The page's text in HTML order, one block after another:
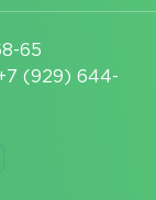
65
(929) 644-